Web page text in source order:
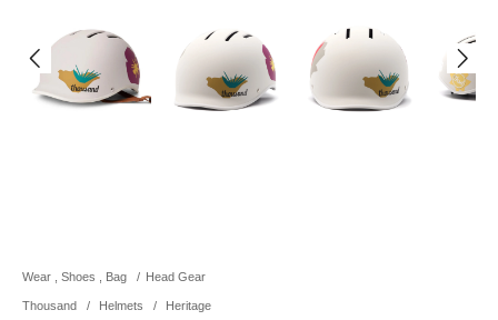
Wear , Shoes , Bag / Head Gear
Thousand / Helmets / Heritage